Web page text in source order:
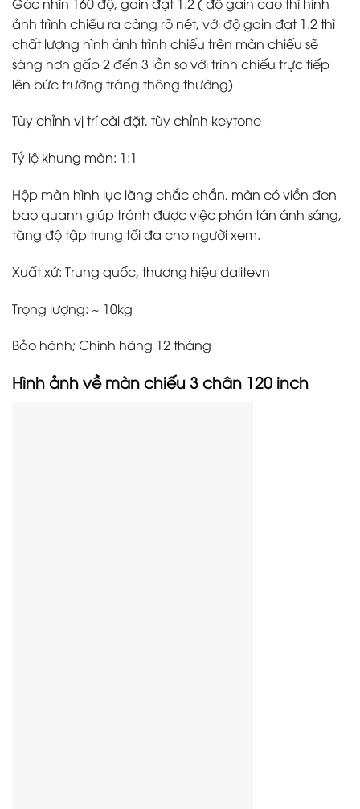
ảnh trình chiếu ra càng rõ nét, với độ gain đạt 1.2 thì
chất lượng hình ảnh trình chiếu trên màn chiếu sẽ
sáng hơn gấp 2 đến 3 lần so với trình chiếu trực tiếp
lên bức trường tráng thông thường)
Tùy chỉnh vị trí cài đặt, tùy chỉnh keytone
Tỷ lệ khung màn: 1:1
Hộp màn hình lục lăng chắc chắn, màn có viền đen
bao quanh giúp tránh được việc phán tán ánh sáng,
tăng độ tập trung tối đa cho người xem.
Xuất xứ: Trung quốc, thương hiệu dalitevn
Trọng lượng: ~ 10kg
Bảo hành; Chính hãng 12 tháng
Hình ảnh về màn chiếu 3 chân 120 inch